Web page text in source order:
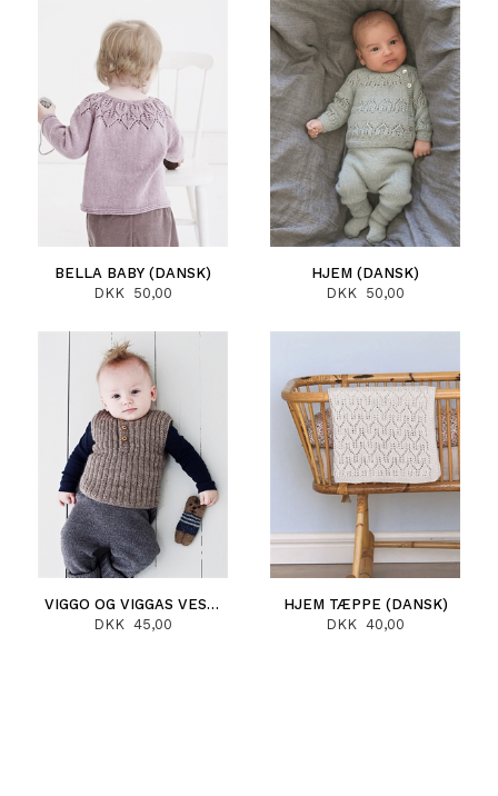
BELLA BABY (DANSK)
DKK 50,00
HJEM (DANSK)
DKK 50,00
VIGGO OG VIGGAS VEST (DANSK)
DKK 45,00
HJEM TÆPPE (DANSK)
DKK 40,00